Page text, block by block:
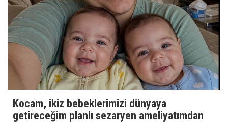
Kocam, ikiz bebeklerimizi dünyaya
getireceğim planlı sezaryen ameliyatımdan